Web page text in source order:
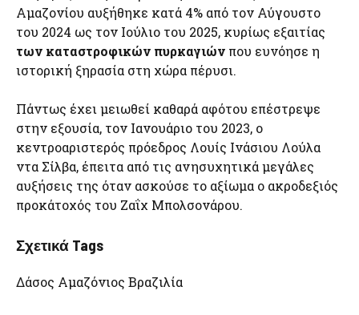
Αμαζονίου αυξήθηκε κατά 4% από τον Αύγουστο
του 2024 ως τον Ιούλιο του 2025, κυρίως εξαιτίας
των καταστροφικών πυρκαγιών που ευνόησε η
ιστορική ξηρασία στη χώρα πέρυσι.
Πάντως έχει μειωθεί καθαρά αφότου επέστρεψε
στην εξουσία, τον Ιανουάριο του 2023, ο
κεντροαριστερός πρόεδρος Λουίς Ινάσιου Λούλα
ντα Σίλβα, έπειτα από τις ανησυχητικά μεγάλες
αυξήσεις της όταν ασκούσε το αξίωμα ο ακροδεξιός
προκάτοχός του Ζαΐχ Μπολσονάρου.
Σχετικά Tags
Δάσος Αμαζόνιος Βραζιλία